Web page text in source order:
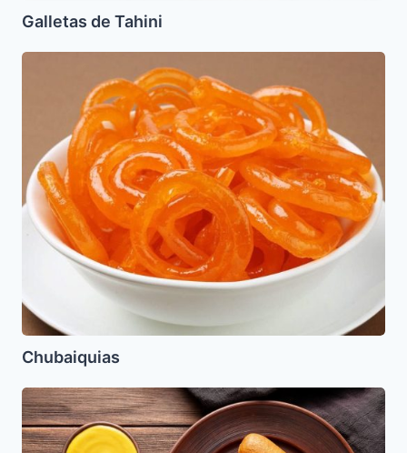
Galletas de Tahini
Chubaiquias
Chubaiquias
Perros
Calientes
para